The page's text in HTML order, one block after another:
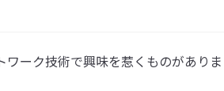
ーク技術で興味を惹くものがありま